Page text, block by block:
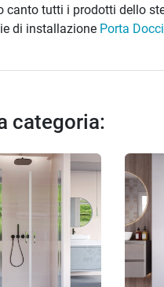
tutti i prodotti dello
di installazione Porta
categoria: